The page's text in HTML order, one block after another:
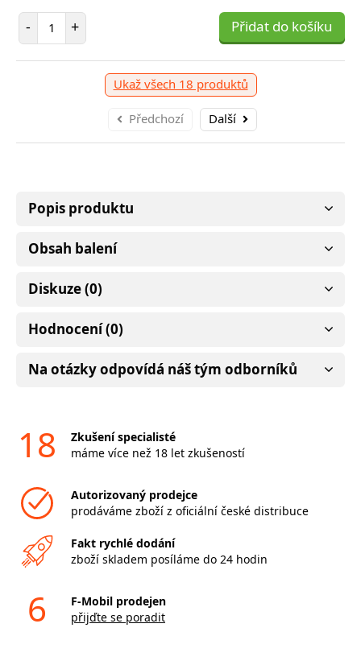
- Počet položek
+ Přidat do košíku
Ukaž všech 18 produktů
Předchozí Další
+ Přidat do košíku -
Popis produktu
Obsah balení
Diskuze (0)
Hodnocení (0)
Na otázky odpovídá náš tým odborníků
18
Zkušení specialisté
máme více než 18 let zkušeností
Autorizovaný prodejce
prodáváme zboží z oficiální české distribuce
Fakt rychlé dodání
zboží skladem posíláme do 24 hodin
6
F-Mobil prodejen
přijďte se poradit